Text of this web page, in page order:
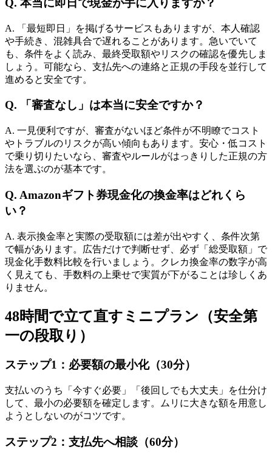
Q. 本当に即日で現金が手に入りますか？
A. 「最短即日」を掲げるサービスもありますが、本人確認
や手続き、混雑具合で遅れることがあります。急いでいて
も、条件をよく読み、最終受取額やリスクの確認を優先しま
しょう。可能なら、支払先への連絡と正規の手段を並行して
進めると安全です。
Q. 「審査なし」は本当に安全ですか？
A. 一見便利ですが、審査がないほど条件が不明瞭でコスト
やトラブルのリスクが高い傾向もあります。安心・低コスト
で乗り切りたいなら、審査やルールがはっきりした正規の方
法を選ぶのが基本です。
Q. Amazonギフト券現金化の換金率はどれくら
い？
A. 表示換金率と実際の受取額には差が出やすく、条件次第
で幅があります。広告だけで判断せず、必ず「総受取額」で
現金化手数料比較を行いましょう。クレカ換金率の数字が高
く見えても、手数料の上乗せで実質が下がることは珍しくあ
りません。
48時間で立て直すミニプラン（安全第
一の段取り）
ステップ1：必要額の最小化（30分）
支払いのうち「今すぐ必要」「後回しでも大丈夫」を仕分け
して、最小の必要額を確定します。ムリに大きな額を用意し
ようとしないのがコツです。
ステップ2：支払先へ相談（60分）